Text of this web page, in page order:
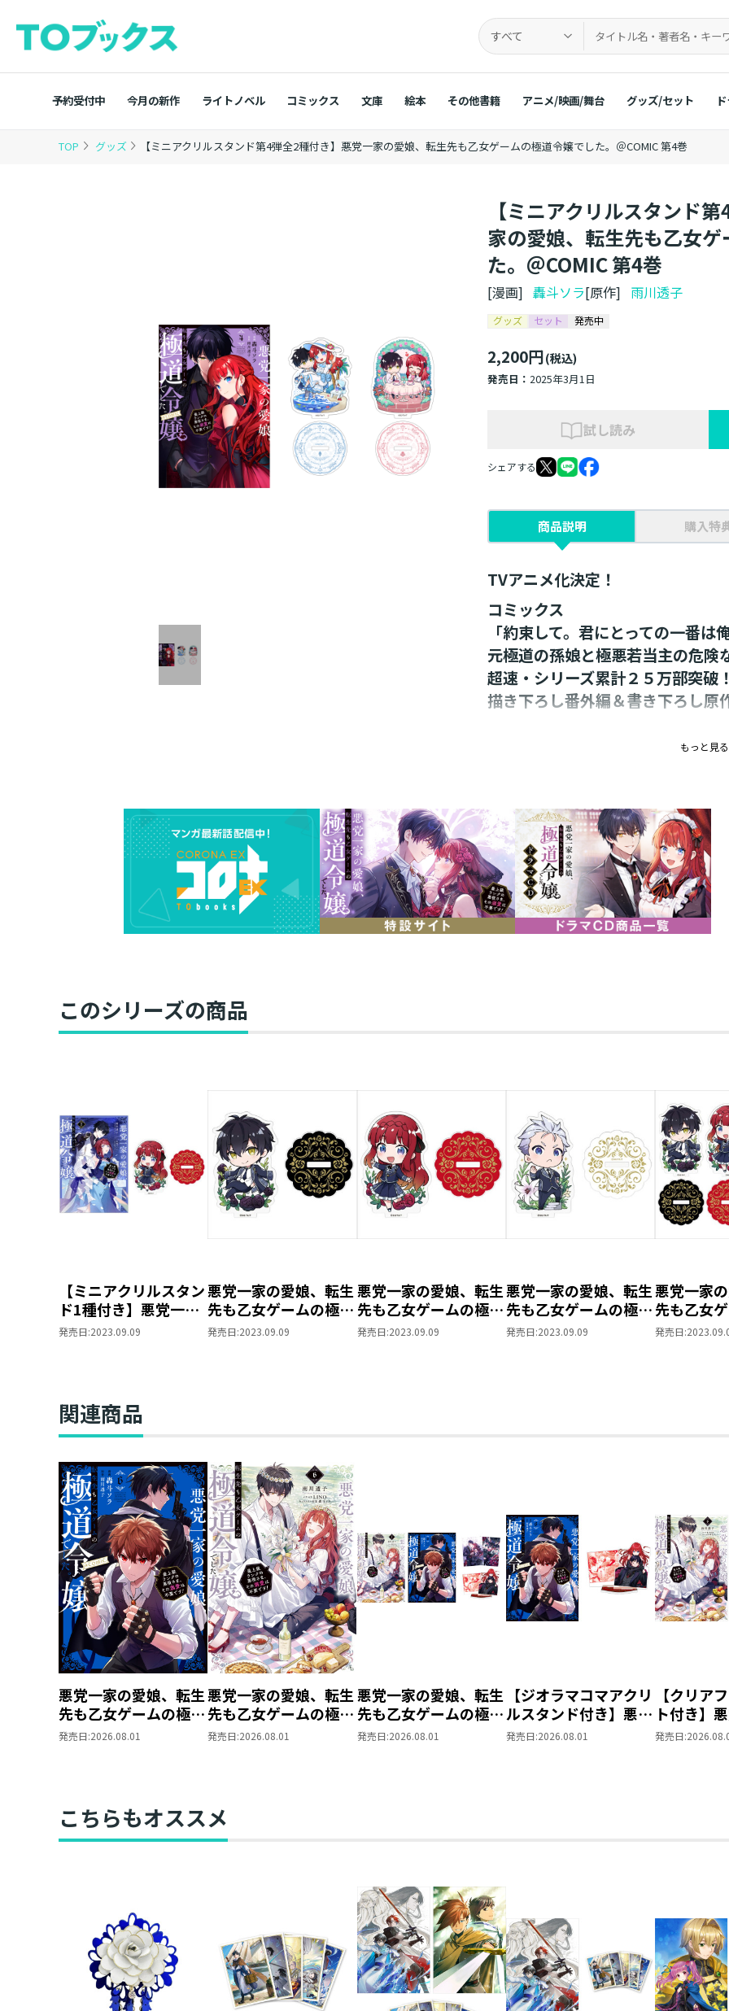
すべて
予約受付中 今月の新作 ライトノベル コミックス 文庫 絵本 その他書籍 アニメ/映画/舞台 グッズ/セット
TOP グッズ 【ミニアクリルスタンド第4弾全2種付き】悪党一家の愛娘、転生先も乙女ゲームの極道令嬢でした。＠COMIC 第4巻
【ミニアクリルスタンド
家の愛娘、転生先も乙女
た。＠COMIC 第4巻
[漫画]轟斗ソラ[原作] 雨川透子
グッズ セット 発売中
2,200円(税込)
発売日：2025年3月1日
試し読み
シェアする
商品説明 購入特
TVアニメ化決定！
コミックス
「約束して。君にとっての一番は
元極道の孫娘と極悪若当主の危険
超速・シリーズ累計２５万部突破
描き下ろし番外編＆書き下ろし原
仕様：特典ポストカード付きコミック＋
＋特典SS2枚
書籍体裁：単行本・ソフトカバー
グッズサイズ： 約70mm（全長）
発行元：TOブックス
著：雨川透子
漫画：轟斗ソラ
友達にしては距離が近過ぎるレオナルド
フを満喫するフランチェスカ。本当の
ルヴィーノ家とセラノーヴァ家の会合
来事【イベント】は必ず起きる。ただ
しのため、悲劇を回避する覚悟の先で突
な婚約”だった!?
轟斗ソラ先生描き下ろしイラストを使用
フランチェスカとレオナルドのデート風
もっと見る
このシリーズの商品
【ミニアクリルスタン
ド1種付き】悪党一家
の愛娘、転生先も乙女
は不要です！～
発売日:2023.09.09
悪党一家の愛娘、転生
先も乙女ゲームの極道
令嬢でした。 ミニア
発売日:2023.09.09
悪党一家の愛娘、転生
先も乙女ゲームの極道
令嬢でした。 ミニア
発売日:2023.09.09
悪党一家の愛娘、転生
先も乙女ゲームの極道
令嬢でした。 ミニア
発売日:2023.09.09
悪党一家
先も乙女
令嬢でした
発売日:
関連商品
悪党一家の愛娘、転生
先も乙女ゲームの極道
令嬢でした。～最上級
発売日:2026.08.01
悪党一家の愛娘、転生
先も乙女ゲームの極道
令嬢でした。６～最上
発売日:2026.08.01
悪党一家の愛娘、転生
先も乙女ゲームの極道
令嬢でした。６～最上
発売日:2026.08.01
【ジオラマコマアクリ
ルスタンド付き】悪党
一家の愛娘、転生先も
発売日:2026.08.01
【クリア
ト付き】
娘、転生先
発売日:
こちらもオススメ